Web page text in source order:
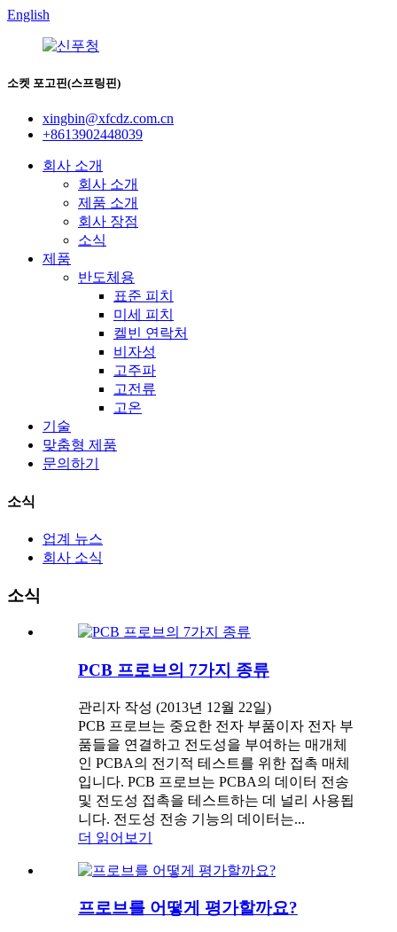
English
소켓 포고핀(스프링핀)
xingbin@xfcdz.com.cn
+8613902448039
회사 소개
회사 소개
제품 소개
회사 장점
소식
제품
반도체용
표준 피치
미세 피치
켈빈 연락처
비자성
고주파
고전류
고온
기술
맞춤형 제품
문의하기
소식
업계 뉴스
회사 소식
소식
PCB 프로브의 7가지 종류
관리자 작성 (2013년 12월 22일)
PCB 프로브는 중요한 전자 부품이자 전자 부
품들을 연결하고 전도성을 부여하는 매개체
인 PCBA의 전기적 테스트를 위한 접촉 매체
입니다. PCB 프로브는 PCBA의 데이터 전송
및 전도성 접촉을 테스트하는 데 널리 사용됩
니다. 전도성 전송 기능의 데이터는...
더 읽어보기
프로브를 어떻게 평가할까요?